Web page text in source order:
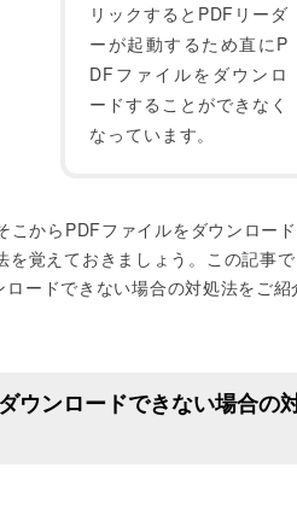
リックするとPDFリーダ
ーが起動するため直にP
DFファイルをダウンロ
ードすることができなく
なっています。
こからPDFファイルをダウンロー
を覚えておきましょう。この記事で
ードできない場合の対処法をご紹
ウンロードできない場合の